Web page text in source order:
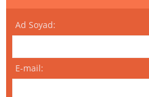
Ad Soyad:
E-mail: